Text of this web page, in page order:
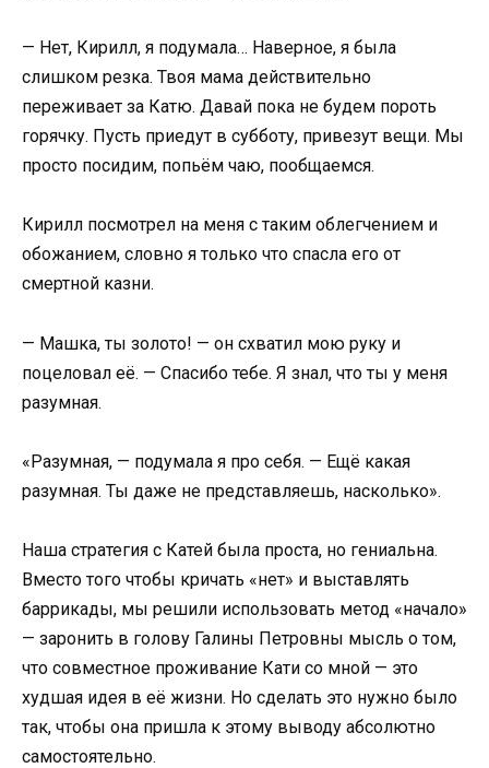
— Нет, Кирилл, я подумала… Наверное, я была
слишком резка. Твоя мама действительно
переживает за Катю. Давай пока не будем пороть
горячку. Пусть приедут в субботу, привезут вещи. Мы
просто посидим, попьём чаю, пообщаемся.
Кирилл посмотрел на меня с таким облегчением и
обожанием, словно я только что спасла его от
смертной казни.
— Машка, ты золото! — он схватил мою руку и
поцеловал её. — Спасибо тебе. Я знал, что ты у меня
разумная.
«Разумная, — подумала я про себя. — Ещё какая
разумная. Ты даже не представляешь, насколько».
Наша стратегия с Катей была проста, но гениальна.
Вместо того чтобы кричать «нет» и выставлять
баррикады, мы решили использовать метод «начало»
— заронить в голову Галины Петровны мысль о том,
что совместное проживание Кати со мной — это
худшая идея в её жизни. Но сделать это нужно было
так, чтобы она пришла к этому выводу абсолютно
самостоятельно.